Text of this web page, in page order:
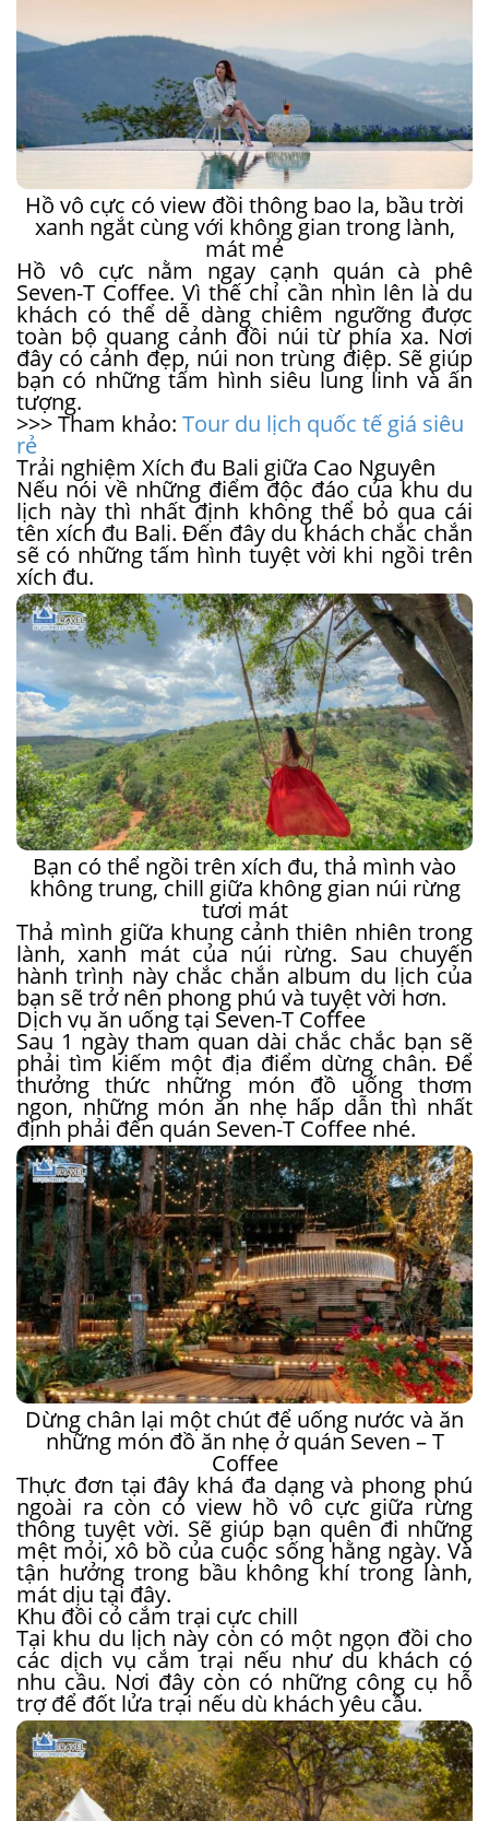
Hồ vô cực có view đồi thông bao la, bầu trời
xanh ngắt cùng với không gian trong lành,
mát mẻ
Hồ vô cực nằm ngay cạnh quán cà phê
Seven-T Coffee. Vì thế chỉ cần nhìn lên là du
khách có thể dễ dàng chiêm ngưỡng được
toàn bộ quang cảnh đồi núi từ phía xa. Nơi
đây có cảnh đẹp, núi non trùng điệp. Sẽ giúp
bạn có những tấm hình siêu lung linh và ấn
tượng.
>>> Tham khảo: Tour du lịch quốc tế giá siêu
rẻ
Trải nghiệm Xích đu Bali giữa Cao Nguyên
Nếu nói về những điểm độc đáo của khu du
lịch này thì nhất định không thể bỏ qua cái
tên xích đu Bali. Đến đây du khách chắc chắn
sẽ có những tấm hình tuyệt vời khi ngồi trên
xích đu.
Bạn có thể ngồi trên xích đu, thả mình vào
không trung, chill giữa không gian núi rừng
tươi mát
Thả mình giữa khung cảnh thiên nhiên trong
lành, xanh mát của núi rừng. Sau chuyến
hành trình này chắc chắn album du lịch của
bạn sẽ trở nên phong phú và tuyệt vời hơn.
Dịch vụ ăn uống tại Seven-T Coffee
Sau 1 ngày tham quan dài chắc chắc bạn sẽ
phải tìm kiếm một địa điểm dừng chân. Để
thưởng thức những món đồ uống thơm
ngon, những món ăn nhẹ hấp dẫn thì nhất
định phải đến quán Seven-T Coffee nhé.
Dừng chân lại một chút để uống nước và ăn
những món đồ ăn nhẹ ở quán Seven – T
Coffee
Thực đơn tại đây khá đa dạng và phong phú
ngoài ra còn có view hồ vô cực giữa rừng
thông tuyệt vời. Sẽ giúp bạn quên đi những
mệt mỏi, xô bồ của cuộc sống hằng ngày. Và
tận hưởng trong bầu không khí trong lành,
mát dịu tại đây.
Khu đồi cỏ cắm trại cực chill
Tại khu du lịch này còn có một ngọn đồi cho
các dịch vụ cắm trại nếu như du khách có
nhu cầu. Nơi đây còn có những công cụ hỗ
trợ để đốt lửa trại nếu dù khách yêu cầu.